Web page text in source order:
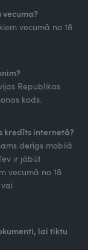
vecumā no 18
Republikas
kods.
kredīts internetā?
derīgs mobilā
ir jābūt
vecumā no 18
lai tiktu